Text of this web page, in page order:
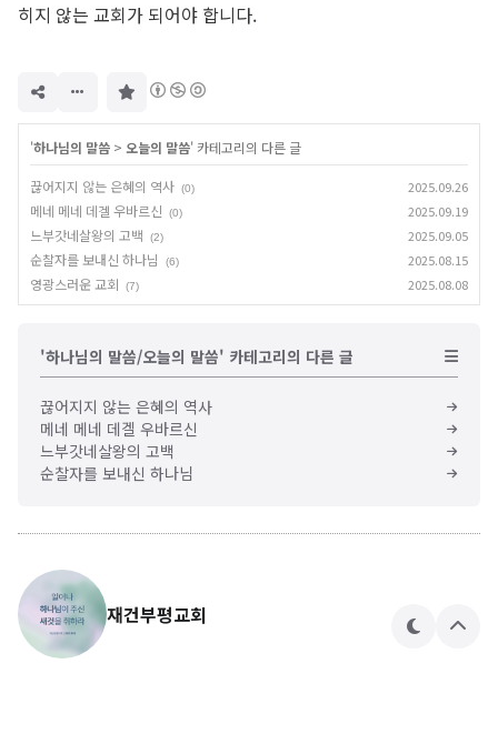
히지 않는 교회가 되어야 합니다.
'하나님의 말씀 > 오늘의 말씀' 카테고리의 다른 글
끊어지지 않는 은혜의 역사 (0) 2025.09.26
메네 메네 데겔 우바르신 (0) 2025.09.19
느부갓네살왕의 고백 (2) 2025.09.05
순찰자를 보내신 하나님 (6) 2025.08.15
영광스러운 교회 (7) 2025.08.08
'하나님의 말씀/오늘의 말씀' 카테고리의 다른 글
끊어지지 않는 은혜의 역사
메네 메네 데겔 우바르신
느부갓네살왕의 고백
순찰자를 보내신 하나님
재건부평교회
테
상